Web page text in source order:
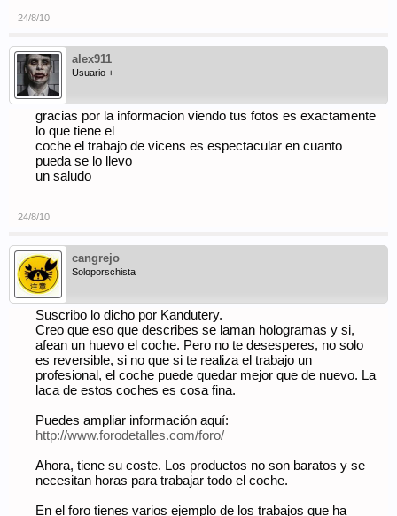
24/8/10
alex911
Usuario +
gracias por la informacion viendo tus fotos es exactamente
lo que tiene el
coche el trabajo de vicens es espectacular en cuanto
pueda se lo llevo
un saludo
24/8/10
cangrejo
Soloporschista
Suscribo lo dicho por Kandutery.
Creo que eso que describes se laman hologramas y si,
afean un huevo el coche. Pero no te desesperes, no solo
es reversible, si no que si te realiza el trabajo un
profesional, el coche puede quedar mejor que de nuevo. La
laca de estos coches es cosa fina.
Puedes ampliar información aquí:
http://www.forodetalles.com/foro/
Ahora, tiene su coste. Los productos no son baratos y se
necesitan horas para trabajar todo el coche.
En el foro tienes varios ejemplo de los trabajos que ha